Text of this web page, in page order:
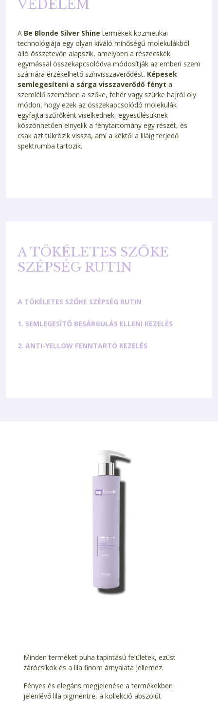
VÉDELEM
A Be Blonde Silver Shine termékek kozmetikai
technológiája egy olyan kiváló minőségű molekulákból
álló összetevőn alapszik, amelyben a részecskék
egymással összekapcsolódva módosítják az emberi szem
számára érzékelhető színvisszaverődést. Képesek
semlegesíteni a sárga visszaverődő fényt a
szemlélő szemében a szőke, fehér vagy szürke hajról oly
módon, hogy ezek az összekapcsolódó molekulák
egyfajta szűrőként viselkednek, egyesülésüknek
köszönhetően elnyelik a fénytartomány egy részét, és
csak azt tükrözik vissza, ami a kéktől a liláig terjedő
spektrumba tartozik.
A TÖKÉLETES SZŐKE
SZÉPSÉG RUTIN
A TÖKÉLETES SZŐKE SZÉPSÉG RUTIN
1. SEMLEGESÍTŐ BESÁRGULÁS ELLENI KEZELÉS
2. ANTI-YELLOW FENNTARTÓ KEZELÉS
Minden terméket puha tapintású felületek, ezüst
zárócsíkok és a lila finom árnyalata jellemez.
Fényes és elegáns megjelenése a termékekben
jelenlévő lila pigmentre, a kollekció abszolút